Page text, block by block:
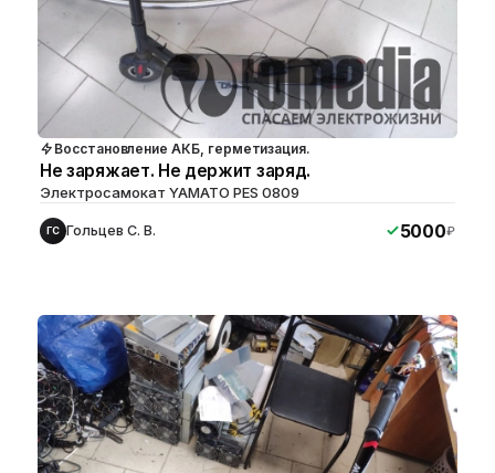
Восстановление АКБ, герметизация.
Не заряжает. Не держит заряд.
Электросамокат YAMATO PES 0809
ГС Гольцев С. В. 5000₽